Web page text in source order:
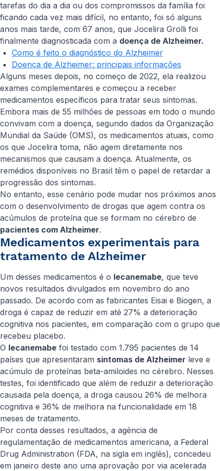
tarefas do dia a dia ou dos compromissos da família foi
ficando cada vez mais difícil, no entanto, foi só alguns
anos mais tarde, com 67 anos, que Jocelira Grolli foi
finalmente diagnosticada com a doença de Alzheimer.
Como é feito o diagnóstico do Alzheimer
Doença de Alzheimer: principais informações
Alguns meses depois, no começo de 2022, ela realizou
exames complementares e começou a receber
medicamentos específicos para tratar seus sintomas.
Embora mais de 55 milhões de pessoas em todo o mundo
convivam com a doença, segundo dados da Organização
Mundial da Saúde (OMS), os medicamentos atuais, como
os que Jocelira toma, não agem diretamente nos
mecanismos que causam a doença. Atualmente, os
remédios disponíveis no Brasil têm o papel de retardar a
progressão dos sintomas.
No entanto, esse cenário pode mudar nos próximos anos
com o desenvolvimento de drogas que agem contra os
acúmulos de proteína que se formam no cérebro de
pacientes com Alzheimer.
Medicamentos experimentais para
tratamento de Alzheimer
Um desses medicamentos é o lecanemabe, que teve
novos resultados divulgados em novembro do ano
passado. De acordo com as fabricantes Eisai e Biogen, a
droga é capaz de reduzir em até 27% a deterioração
cognitiva nos pacientes, em comparação com o grupo que
recebeu placebo.
O lecanemabe foi testado com 1.795 pacientes de 14
países que apresentaram sintomas de Alzheimer leve e
acúmulo de proteínas beta-amiloides no cérebro. Nesses
testes, foi identificado que além de reduzir a deterioração
causada pela doença, a droga causou 26% de melhora
cognitiva e 36% de melhora na funcionalidade em 18
meses de tratamento.
Por conta desses resultados, a agência de
regulamentação de medicamentos americana, a Federal
Drug Administration (FDA, na sigla em inglês), concedeu
em janeiro deste ano uma aprovação por via acelerada